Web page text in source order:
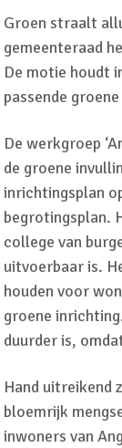
Groen straalt
gemeenteraad
De motie houdt
passende
De werkgroep
de groene
inrichtingsplan
begrotingsplan.
college van
uitvoerbaar is.
houden voor
groene
duurder is,
Hand uitreikend
bloemrijk
inwoners van